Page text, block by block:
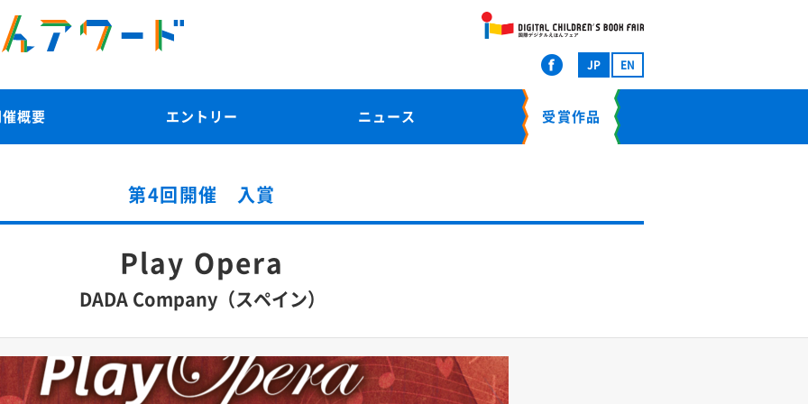
JP EN
催概要 エントリー ニュース 受賞作品
第4回開催 入賞
Play Opera
DADA Company（スペイン）